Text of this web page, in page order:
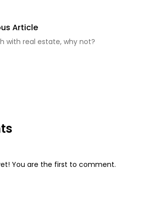
Article
with real estate, why not?
You are the first to comment.